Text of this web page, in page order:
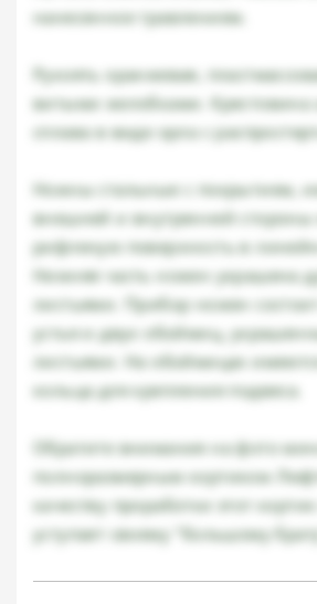
нанесенное травлением.
Рукоять оранжевая,
витыми желобками. Крестовина
сплава в виде орла с
Ножны стальные с покрытием,
внешней и внутренней стороны
рифленую поверхность в
Нижняя часть ножен украшена
листьями. Прибор ножен
устья и двух обоймиц,
листьями. На обоймицах
кольца для крепления подвеса.
Обратите внимания на фото
полноразмерным кортиком
качеству проработки этот
уступает своему "большому